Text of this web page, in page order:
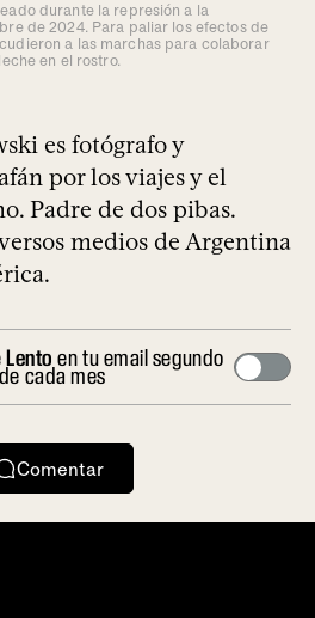
durante la represión a la
de 2024. Para paliar los efectos de
a las marchas para colaborar
en el rostro.
es fotógrafo y
por los viajes y el
Padre de dos pibas.
medios de Argentina
Lento en tu email segundo
cada mes
Comentar